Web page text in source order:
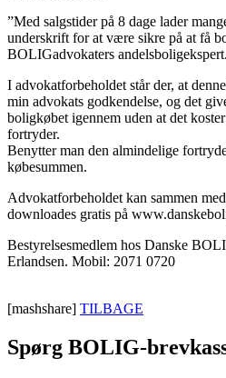
”Med salgstider på 8 dage lader
underskrift for at være sikre på at få
BOLIGadvokaters andelsboligekspert.
I advokatforbeholdet står der, at
min advokats godkendelse, og det
boligkøbet igennem uden at det
fortryder.
Benytter man den almindelige
købesummen.
Advokatforbeholdet kan sammen
downloades gratis på
Bestyrelsesmedlem hos Danske
Erlandsen. Mobil: 2071 0720
[mashshare] TILBAGE
Spørg BOLIG-